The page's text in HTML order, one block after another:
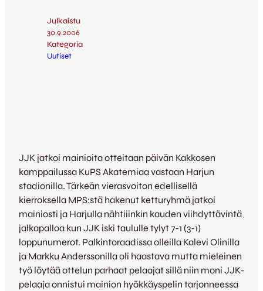
Julkaistu
30.9.2006
Kategoria
Uutiset
JJK jatkoi mainioita otteitaan päivän Kakkosen
kamppailussa KuPS Akatemiaa vastaan Harjun
stadionilla. Tärkeän vierasvoiton edellisellä
kierroksella MPS:stä hakenut ketturyhmä jatkoi
mainiosti ja Harjulla nähtiiinkin kauden viihdyttävintä
jalkapalloa kun JJK iski taululle tylyt 7-1 (3-1)
loppunumerot. Palkintoraadissa olleilla Kalevi Olinilla
ja Markku Anderssonilla oli haastava mutta mieleinen
työ löytää ottelun parhaat pelaajat sillä niin moni JJK-
pelaaja onnistui mainion hyökkäyspelin tarjonneessa